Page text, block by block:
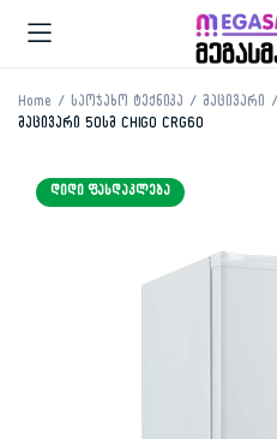
Home საოჯახო ტექნიკა მაცივარი
მაცივარი 50სმ CHIGO CRG60
ᲓᲘᲓᲘ ᲤᲐᲡᲓᲐᲙᲚᲔᲑᲐ